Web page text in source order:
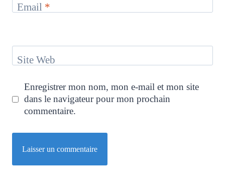
Email *
Site Web
Enregistrer mon nom, mon e-mail et mon site
dans le navigateur pour mon prochain
commentaire.